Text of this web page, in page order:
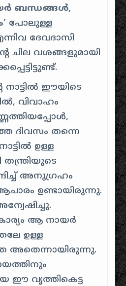
ബന്ധങ്ങൾ,
പോലുള്ള
ദേവദാസി
ചില വശങ്ങളുമായി
ഈയിടെ
വിവാഹം
ദിവസം തന്നെ
ഉള്ള
അനുഗ്രഹം
ഉണ്ടായിരുന്നു.
ആ നായർ
ഉള്ള
അതെന്നായിരുന്നു.
ഈ വൃത്തികെട്ട